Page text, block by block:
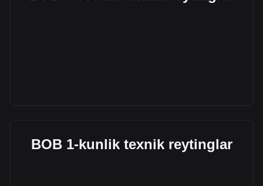
BOB 1-kunlik texnik reytinglar